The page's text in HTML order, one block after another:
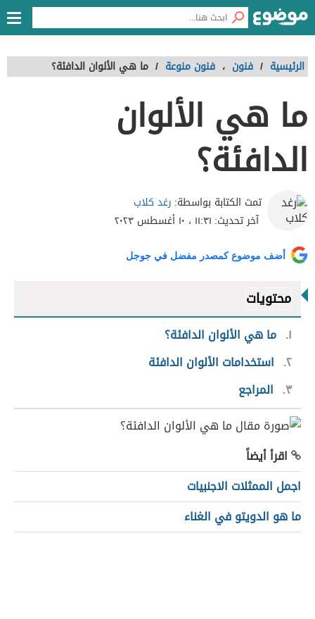
الرئيسية / فنون ، فنون منوعة / ما هي الألوان الدافئة؟
ما هي الألوان
الدافئة؟
تمت الكتابة بواسطة: رغد كلاب
آخر تحديث: ١١:٣١ ، ١٠ أغسطس ٢٠٢٣
أضف موضوع كمصدر مفضل في جوجل
محتويات
١ ما هي الألوان الدافئة؟
٢ استخدامات الألوان الدافئة
٣
المراجع
اقرأ أيضاً
اجمل الممثلات الاجنبيات
ما هو الدويتو في الغناء